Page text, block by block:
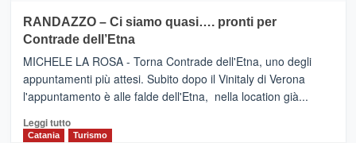
IL
NUOVO
SUMMER
CLUB
VIAGRANDE
(Ct)
–
Benanti
presenta
“Vino
&
Cultura
RANDAZZO – Ci siamo quasi…. pronti per
Contrade dell’Etna
MICHELE LA ROSA - Torna Contrade dell'Etna, uno degli
appuntamenti più attesi. Subito dopo il Vinitaly di Verona
l'appuntamento è alle falde dell'Etna, nella location già...
Leggi tuttoLeggi
di
Catania Turismo